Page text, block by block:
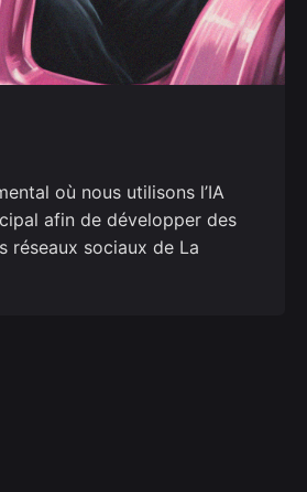
où nous utilisons l’IA
afin de développer des
réseaux sociaux de La